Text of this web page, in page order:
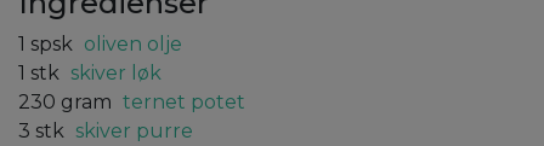
1 spsk oliven olje
1 stk skiver løk
230 gram ternet potet
3 stk skiver purre